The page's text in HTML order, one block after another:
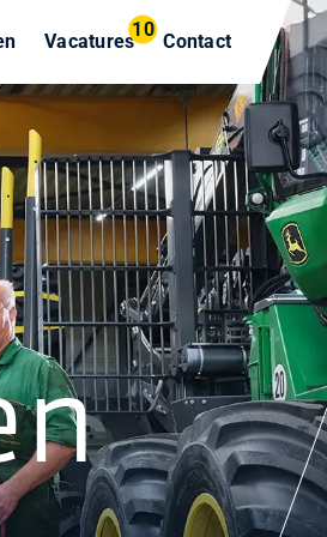
Vacatures
10
Contact